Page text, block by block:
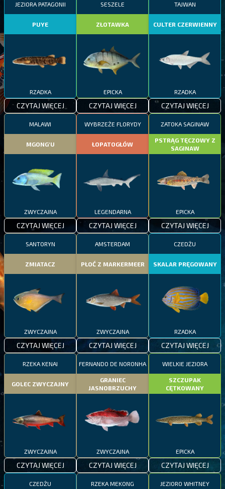
JEZIORA PATAGONII
PUYE
RZADKA
CZYTAJ WIĘCEJ
SESZELE
ZŁOTAWKA
EPICKA
CZYTAJ WIĘCEJ
TAJWAN
CULTER CZERWIENNY
RZADKA
CZYTAJ WIĘCEJ
MALAWI
MGONG'U
ZWYCZAJNA
CZYTAJ WIĘCEJ
WYBRZEŻE FLORYDY
ŁOPATOGŁÓW
LEGENDARNA
CZYTAJ WIĘCEJ
ZATOKA SAGINAW
PSTRĄG TĘCZOWY Z
SAGINAW
EPICKA
CZYTAJ WIĘCEJ
SANTORYN
ZMIATACZ
ZWYCZAJNA
CZYTAJ WIĘCEJ
AMSTERDAM
PŁOĆ Z MARKERMEER
ZWYCZAJNA
CZYTAJ WIĘCEJ
CZEDŻU
SKALAR PRĘGOWANY
RZADKA
CZYTAJ WIĘCEJ
RZEKA KENAI
GOLEC ZWYCZAJNY
ZWYCZAJNA
CZYTAJ WIĘCEJ
FERNANDO DE NORONHA
GRANIEC
JASNOBRZUCHY
ZWYCZAJNA
CZYTAJ WIĘCEJ
WIELKIE JEZIORA
SZCZUPAK
CĘTKOWANY
EPICKA
CZYTAJ WIĘCEJ
CZEDŻU RZEKA MEKONG JEZIORO WHITNEY